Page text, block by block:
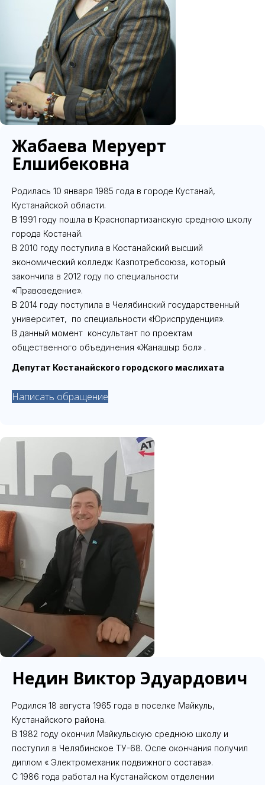
Жабаева Меруерт
Елшибековна
Родилась 10 января 1985 года в городе Кустанай,
Кустанайской области.
В 1991 году пошла в Краснопартизанскую среднюю школу
города Костанай.
В 2010 году поступила в Костанайский высший
экономический колледж Казпотребсоюза, который
закончила в 2012 году по специальности
«Правоведение».
В 2014 году поступила в Челябинский государственный
университет, по специальности «Юриспруденция».
В данный момент консультант по проектам
общественного объединения «Жанашыр бол» .
Депутат Костанайского городского маслихата
Написать обращение
Недин Виктор Эдуардович
Родился 18 августа 1965 года в поселке Майкуль,
Кустанайского района.
В 1982 году окончил Майкульскую среднюю школу и
поступил в Челябинское ТУ-68. Осле окончания получил
диплом « Электромеханик подвижного состава».
С 1986 года работал на Кустанайском отделении